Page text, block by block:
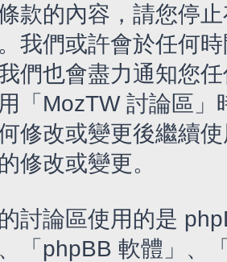
款的內容，請您停
我們或許會於任何
們也會盡力通知您
「MozTW 討論區
修改或變更後繼續
修改或變更。
討論區使用的是
「phpBB 軟體」、